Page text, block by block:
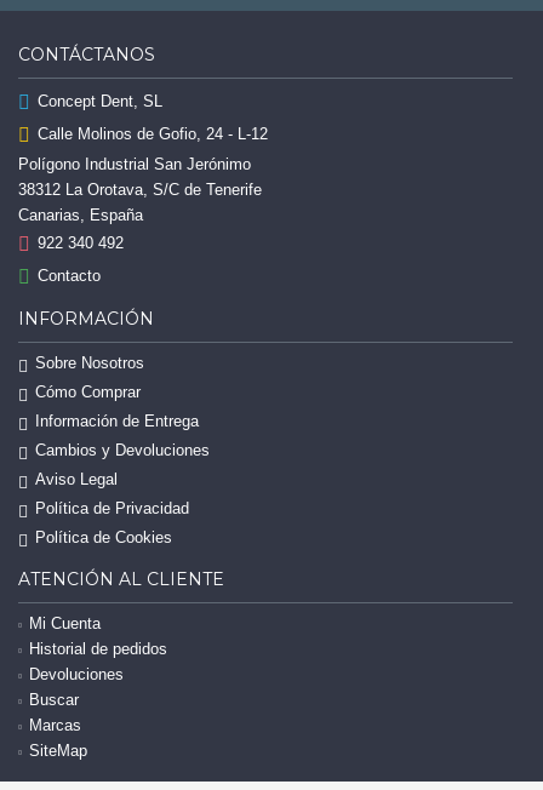
CONTÁCTANOS
Concept Dent, SL
Calle Molinos de Gofio, 24 - L-12
Polígono Industrial San Jerónimo
38312 La Orotava, S/C de Tenerife
Canarias, España
922 340 492
Contacto
INFORMACIÓN
Sobre Nosotros
Cómo Comprar
Información de Entrega
Cambios y Devoluciones
Aviso Legal
Política de Privacidad
Política de Cookies
ATENCIÓN AL CLIENTE
Mi Cuenta
Historial de pedidos
Devoluciones
Buscar
Marcas
SiteMap